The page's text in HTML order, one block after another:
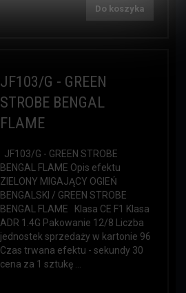
Do koszyka
JF103/G - GREEN
STROBE BENGAL
FLAME
JF103/G - GREEN STROBE
BENGAL FLAME Opis efektu
ZIELONY MIGAJĄCY OGIEŃ
BENGALSKI / GREEN STROBE
BENGAL FLAME Klasa CE F1 Klasa
ADR 1.4G Pakowanie 12/8 Liczba
jednostek sprzedaży w kartonie 96
Czas trwana efektu - sekundy 30
cena za 1 sztukę ...